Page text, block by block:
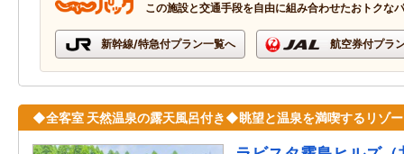
この施設と交通手段を自由に組み合わせたおトクな
新幹線/特急付プラン一覧へ 航空券付プラ
◆全客室 天然温泉の露天風呂付き◆眺望と温泉を満喫するリゾ